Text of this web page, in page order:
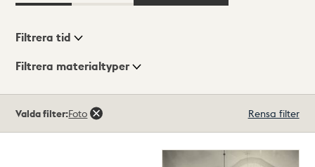
Visningsläge
Filtrera tid
Filtrera materialtyper
träffar
Valda filter:Foto Rensa filter